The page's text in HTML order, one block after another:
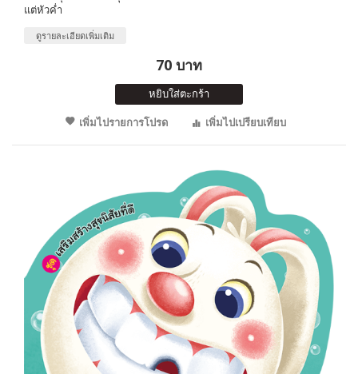
แต่หัวค่ำ
ดูรายละเอียดเพิ่มเติม
70 บาท
หยิบใส่ตะกร้า
เพิ่มไปรายการโปรด
เพิ่มไปเปรียบเทียบ